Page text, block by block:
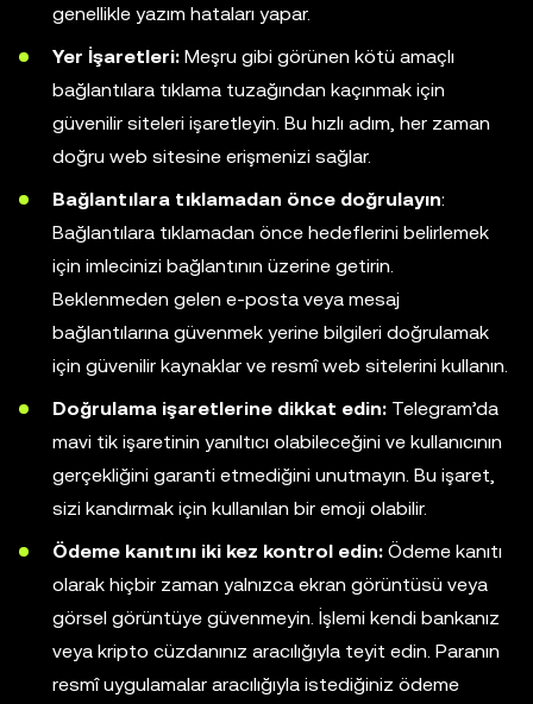
genellikle yazım hataları yapar.
Yer İşaretleri: Meşru gibi görünen kötü amaçlı
bağlantılara tıklama tuzağından kaçınmak için
güvenilir siteleri işaretleyin. Bu hızlı adım, her zaman
doğru web sitesine erişmenizi sağlar.
Bağlantılara tıklamadan önce doğrulayın:
Bağlantılara tıklamadan önce hedeflerini belirlemek
için imlecinizi bağlantının üzerine getirin.
Beklenmeden gelen e-posta veya mesaj
bağlantılarına güvenmek yerine bilgileri doğrulamak
için güvenilir kaynaklar ve resmî web sitelerini kullanın.
Doğrulama işaretlerine dikkat edin: Telegram’da
mavi tik işaretinin yanıltıcı olabileceğini ve kullanıcının
gerçekliğini garanti etmediğini unutmayın. Bu işaret,
sizi kandırmak için kullanılan bir emoji olabilir.
Ödeme kanıtını iki kez kontrol edin: Ödeme kanıtı
olarak hiçbir zaman yalnızca ekran görüntüsü veya
görsel görüntüye güvenmeyin. İşlemi kendi bankanız
veya kripto cüzdanınız aracılığıyla teyit edin. Paranın
resmî uygulamalar aracılığıyla istediğiniz ödeme